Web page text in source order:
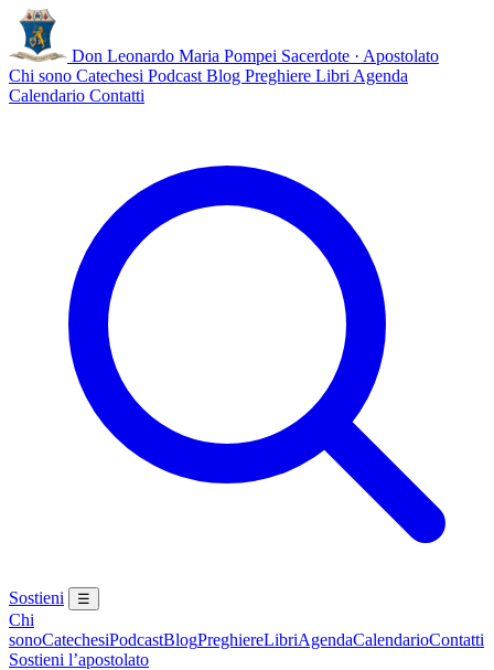
Don Leonardo Maria Pompei Sacerdote · Apostolato
Chi sono Catechesi Podcast Blog Preghiere Libri Agenda
Calendario Contatti
Sostieni ☰
Chi
sonoCatechesiPodcastBlogPreghiereLibriAgendaCalendarioContatti
Sostieni l’apostolato